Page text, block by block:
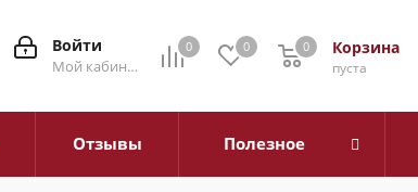
0 0 Корзина
0
пуста
0
Войти
Мой кабинет
Отзывы Полезное